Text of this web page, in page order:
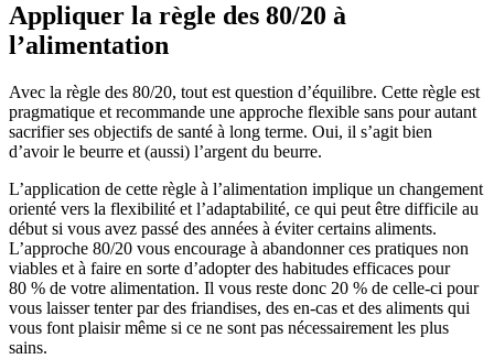
Appliquer la règle des 80/20 à
l’alimentation
Avec la règle des 80/20, tout est question d’équilibre. Cette règle est
pragmatique et recommande une approche flexible sans pour autant
sacrifier ses objectifs de santé à long terme. Oui, il s’agit bien
d’avoir le beurre et (aussi) l’argent du beurre.
L’application de cette règle à l’alimentation implique un changement
orienté vers la flexibilité et l’adaptabilité, ce qui peut être difficile au
début si vous avez passé des années à éviter certains aliments.
L’approche 80/20 vous encourage à abandonner ces pratiques non
viables et à faire en sorte d’adopter des habitudes efficaces pour
80 % de votre alimentation. Il vous reste donc 20 % de celle-ci pour
vous laisser tenter par des friandises, des en-cas et des aliments qui
vous font plaisir même si ce ne sont pas nécessairement les plus
sains.